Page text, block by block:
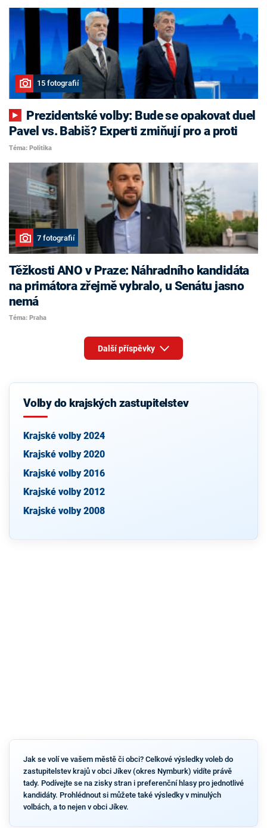
15 fotografií
Pavel vs. Babiš? Experti zmiňují pro a proti
Téma: Politika
7 fotografií
Těžkosti ANO v Praze: Náhradního kandidáta
na primátora zřejmě vybralo, u Senátu jasno
nemá
Téma: Praha
Další příspěvky
Volby do krajských zastupitelstev
Krajské volby 2024
Krajské volby 2020
Krajské volby 2016
Krajské volby 2012
Krajské volby 2008
Jak se volí ve vašem městě či obci? Celkové výsledky voleb do
zastupitelstev krajů v obci Jíkev (okres Nymburk) vidíte právě
tady. Podívejte se na zisky stran i preferenční hlasy pro jednotlivé
kandidáty. Prohlédnout si můžete také výsledky v minulých
volbách, a to nejen v obci Jíkev.